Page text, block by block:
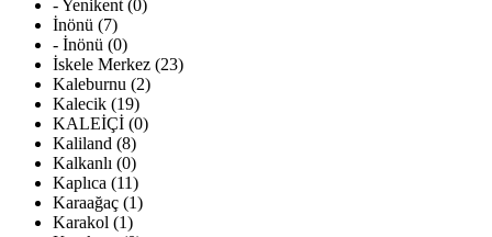
- Yenikent (0)
İnönü (7)
- İnönü (0)
İskele Merkez (23)
Kaleburnu (2)
Kalecik (19)
KALEİÇİ (0)
Kaliland (8)
Kalkanlı (0)
Kaplıca (11)
Karaağaç (1)
Karakol (1)